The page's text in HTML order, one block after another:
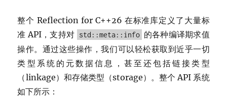
整个 Reflection for C++26 在标准库定义了大量标
准 API，支持对 std::meta::info 的各种编译期求值
操作。通过这些操作，我们可以轻松获取到近乎一切
类型系统的元数据信息，甚至还包括链接类型
（linkage）和存储类型（storage）。整个 API 系统
如下所示：